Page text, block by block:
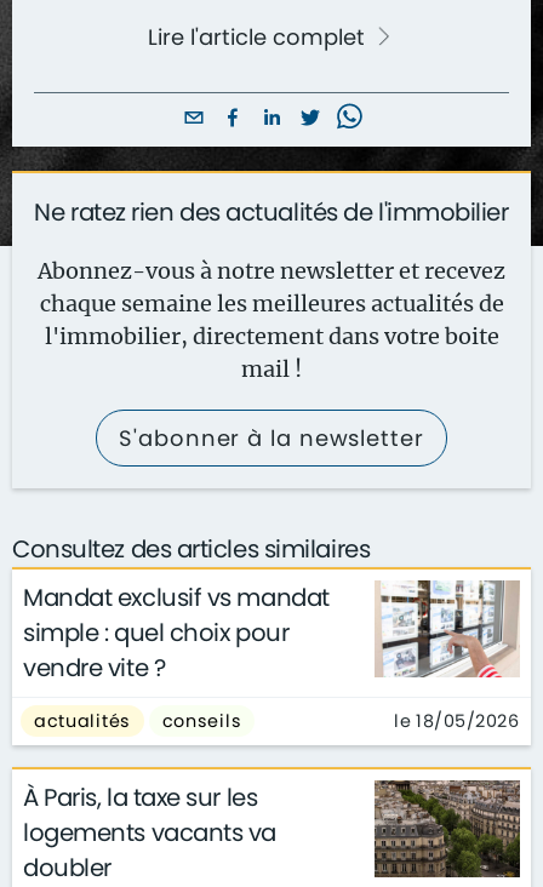
Lire l'article complet
Ne ratez rien des actualités de l'immobilier
Abonnez-vous à notre newsletter et recevez
chaque semaine les meilleures actualités de
l'immobilier, directement dans votre boite
mail !
S'abonner à la newsletter
Consultez des articles similaires
Mandat exclusif vs mandat
simple : quel choix pour
vendre vite ?
actualités conseils le 18/05/2026
À Paris, la taxe sur les
logements vacants va
doubler